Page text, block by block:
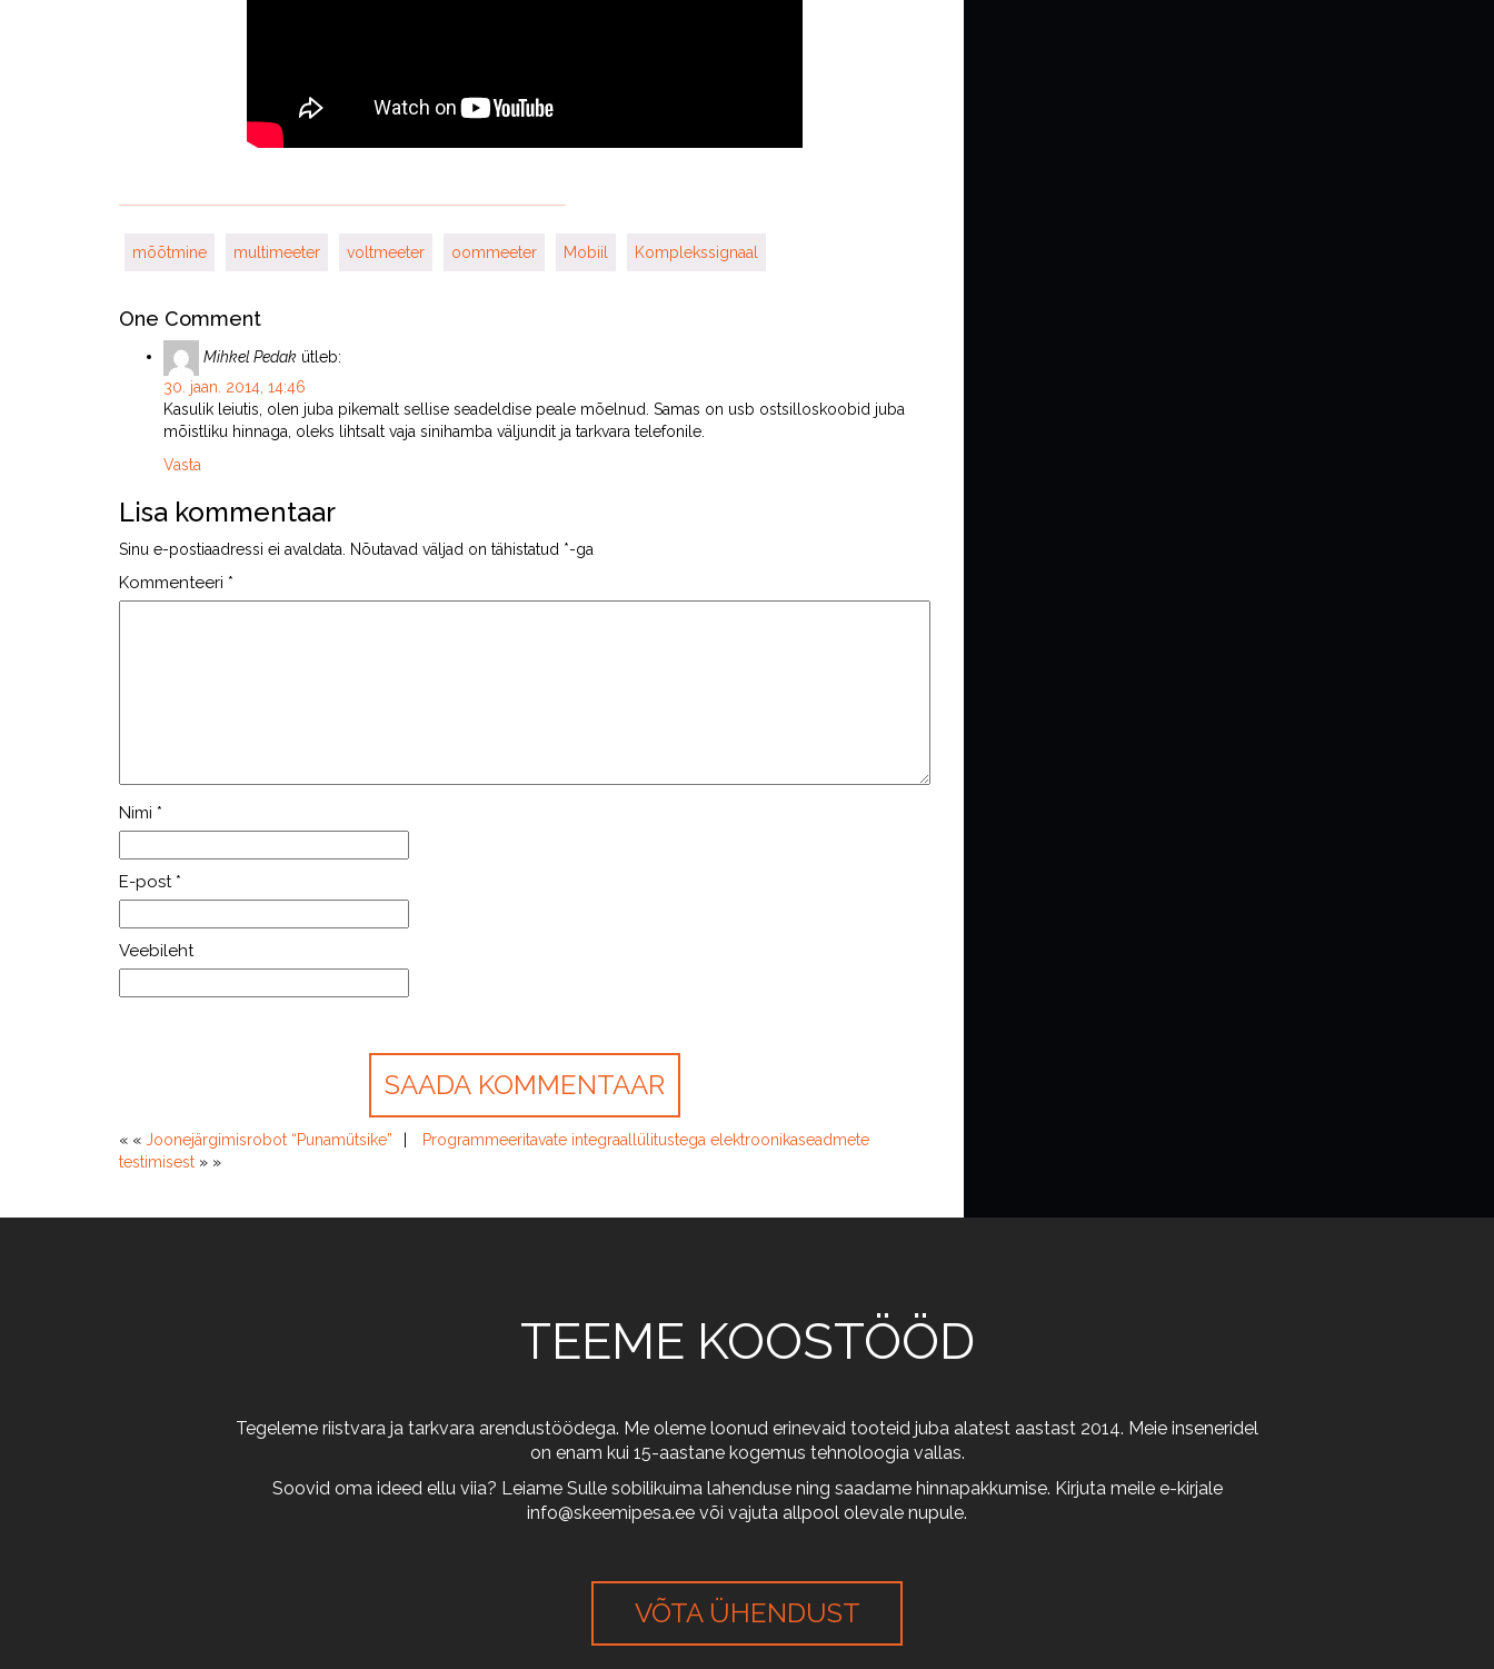
mõõtmine multimeeter voltmeeter oommeeter Mobiil Komplekssignaal
One Comment
Mihkel Pedak ütleb:
30. jaan. 2014, 14:46
Kasulik leiutis, olen juba pikemalt sellise seadeldise peale mõelnud. Samas on usb ostsilloskoobid juba
mõistliku hinnaga, oleks lihtsalt vaja sinihamba väljundit ja tarkvara telefonile.
Vasta
Lisa kommentaar
Sinu e-postiaadressi ei avaldata. Nõutavad väljad on tähistatud *-ga
Kommenteeri *
Nimi *
E-post *
Veebileht
« « Joonejärgimisrobot “Punamütsike”
Programmeeritavate integraallülitustega elektroonikaseadmete
testimisest » »
TEEME KOOSTÖÖD
Tegeleme riistvara ja tarkvara arendustöödega. Me oleme loonud erinevaid tooteid juba alatest aastast 2014. Meie inseneridel
on enam kui 15-aastane kogemus tehnoloogia vallas.
Soovid oma ideed ellu viia? Leiame Sulle sobilikuima lahenduse ning saadame hinnapakkumise. Kirjuta meile e-kirjale
info@skeemipesa.ee või vajuta allpool olevale nupule.
VÕTA ÜHENDUST